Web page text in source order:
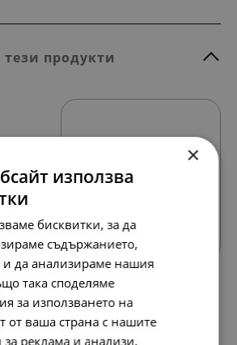
продукти
×
използва
бисквитки, за да
съдържанието,
и да анализираме нашия
така споделяме
за използването на
от ваша страна с нашите
за реклама и анализи,